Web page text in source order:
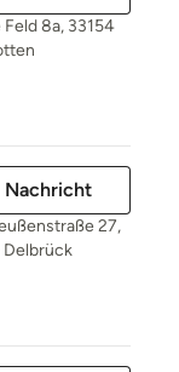
Feld 8a, 33154
Nachricht
27,
Delbrück